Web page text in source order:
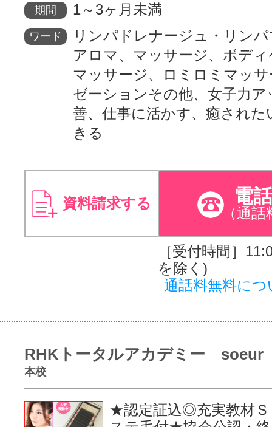
期間 1～3ヶ月未満
ワード
リンパドレナージュ・リン
アロマ、マッサージ、ボデ
マッサージ、ロミロミマッ
ゼーションその他、女子力ア
善、仕事に活かす、癒された
きる
資料請求する 電
（通話
［受付時間］
を除く)
通話料無料につ
RHKトータルアカデミー soeur
本校
★認定証込◎充実教材Ｓ